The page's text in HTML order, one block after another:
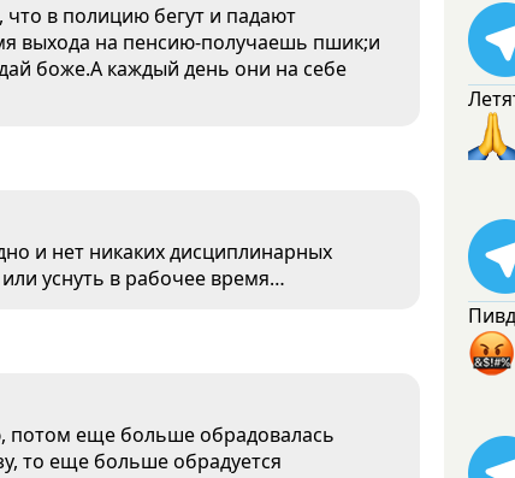
в полицию бегут и падают
выхода на пенсию-получаешь пшик;и
боже.А каждый день они на себе
и нет никаких дисциплинарных
уснуть в рабочее время…
потом еще больше обрадовалась
то еще больше обрадуется